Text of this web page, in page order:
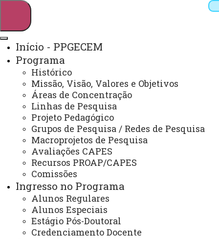
Webmail Sistemas
Arquivo Virtual
Campus
Início - PPGECEM
Programa
Histórico
Missão, Visão, Valores e Objetivos
Áreas de Concentração
Linhas de Pesquisa
Projeto Pedagógico
Grupos de Pesquisa / Redes de Pesquisa
Macroprojetos de Pesquisa
Avaliações CAPES
Recursos PROAP/CAPES
Comissões
Ingresso no Programa
Alunos Regulares
Alunos Especiais
Estágio Pós-Doutoral
Credenciamento Docente
Educação em Ciências e Educação Matemática
Edital nº 19/2024 - PPGECEM -